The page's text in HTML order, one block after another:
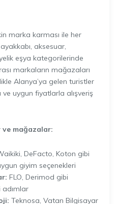
marka karması ile her
aksesuar,
eşya kategorilerinde
markaların mağazaları
Alanya’ya gelen turistler
ve uygun fiyatlarla alışveriş
ve mağazalar:
DeFacto, Koton gibi
giyim seçenekleri
FLO, Derimod gibi
adımlar
Teknosa, Vatan Bilgisayar